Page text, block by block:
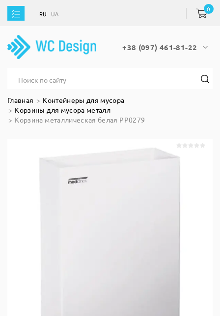
UA
+38 (097) 461-81-22
RU UA
0
Главная
Контейнеры для мусора
Корзины для мусора металл
Корзина металлическая белая PP0279